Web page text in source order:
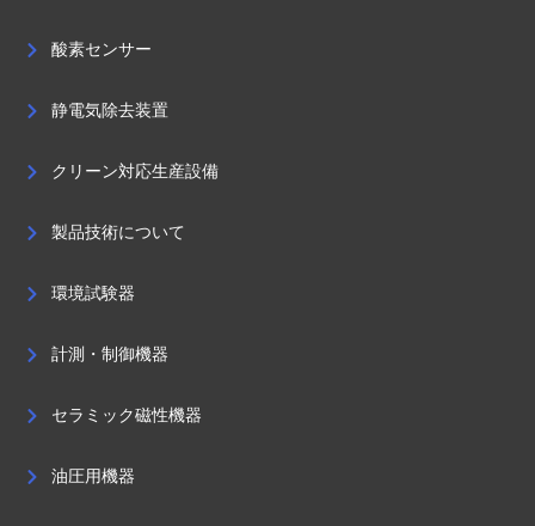
酸素センサー
静電気除去装置
クリーン対応生産設備
製品技術について
環境試験器
計測・制御機器
セラミック磁性機器
油圧用機器